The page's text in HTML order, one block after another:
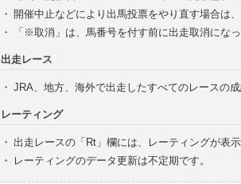
・ 開催中止などにより出馬投票をやり直す場合は
・
「※取消」は、馬番号を付す前に出走取消にな
出走レース
・ JRA、地方、海外で出走したすべてのレースの
レーティング
・ 出走レースの「Rt」欄には、レーティングが表
・
レーティングのデータ更新は不定期です。